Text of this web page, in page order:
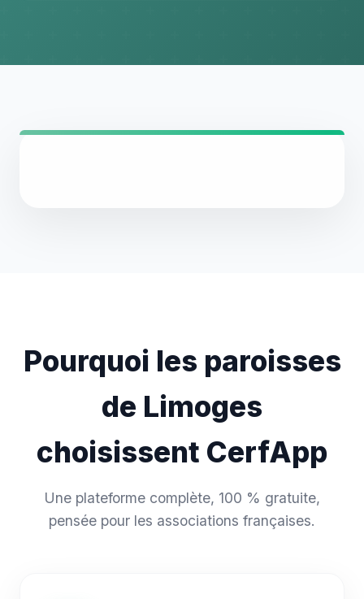
Pourquoi les paroisses
de Limoges
choisissent CerfApp
Une plateforme complète, 100 % gratuite,
pensée pour les associations françaises.